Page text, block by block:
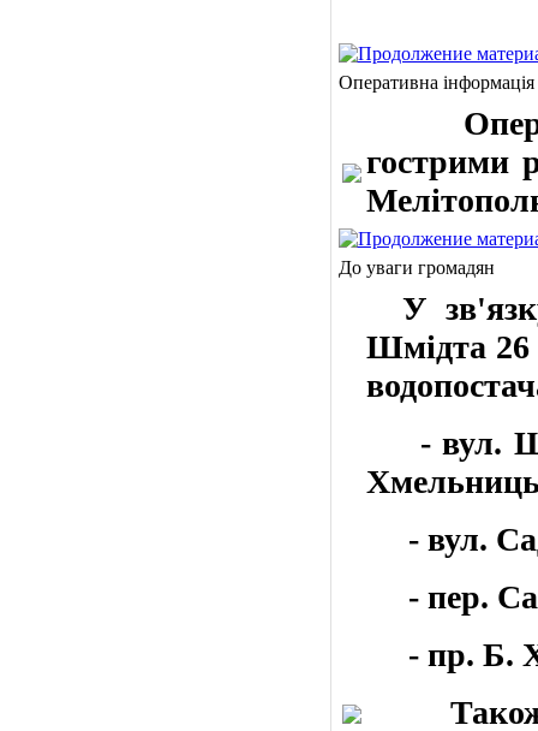
Оперативна
гострими
До уваги громадян
У
Шмідта 26
- вул.
- вул.
- пер.
- пр. Б.